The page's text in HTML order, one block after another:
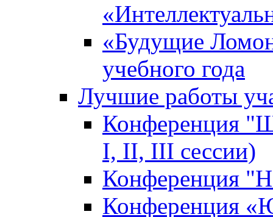
«Будущие
учебного года
Лучшие работы
Конференция
I, II, III сессии)
Конференция
Конференция